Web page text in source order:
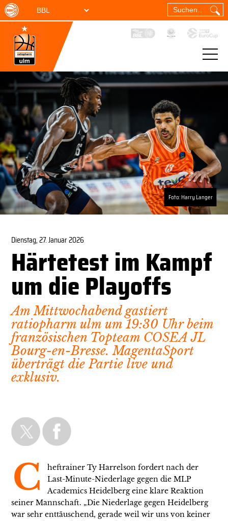
Foto: Harry Langer
Dienstag, 27. Januar 2026
Härtetest im Kampf
um die Playoffs
Am Mittwochabend gastiert
ratiopharm ulm um 19:30 Uhr beim
französischen Topteam COSEA JL
Bourg-en-Bresse. MagentaSport
überträgt die Partie live und
exklusiv.
C
heftrainer Ty Harrelson fordert nach der
Last-Minute-Niederlage gegen die MLP
Academics Heidelberg eine klare Reaktion
seiner Mannschaft. „Die Niederlage gegen Heidelberg
war sehr enttäuschend, gerade weil wir uns von keiner